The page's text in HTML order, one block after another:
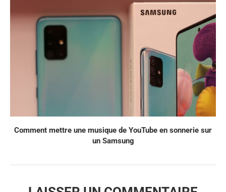
Comment mettre une musique de YouTube en sonnerie sur
un Samsung